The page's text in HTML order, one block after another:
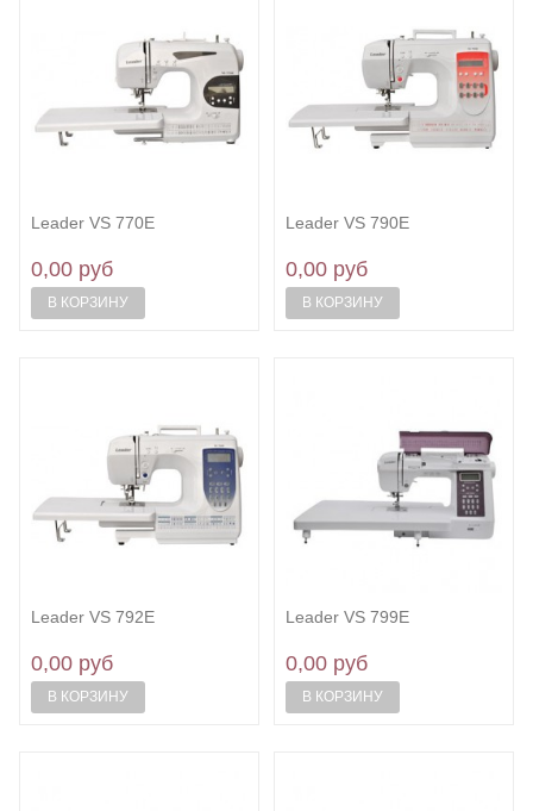
Leader VS 770E
0,00 руб
В КОРЗИНУ
Leader VS 790E
0,00 руб
В КОРЗИНУ
Leader VS 792E
0,00 руб
В КОРЗИНУ
Leader VS 799E
0,00 руб
В КОРЗИНУ